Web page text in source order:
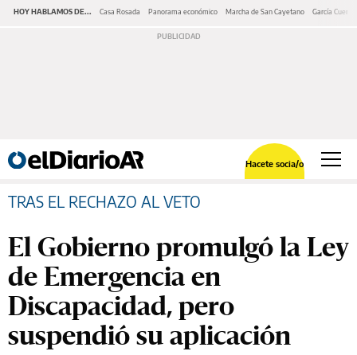
HOY HABLAMOS DE... Casa Rosada Panorama económico Marcha de San Cayetano García Cuerva
Hacete socia/o
TRAS EL RECHAZO AL VETO
El Gobierno promulgó la Ley
de Emergencia en
Discapacidad, pero
suspendió su aplicación